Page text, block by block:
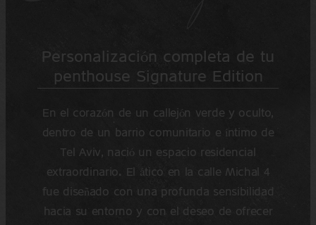
Personalización completa de tu
penthouse Signature Edition
En el corazón de un callejón verde y oculto,
dentro de un barrio comunitario e íntimo de
Tel Aviv, nació un espacio residencial
extraordinario. El ático en la calle Michal 4
fue diseñado con una profunda sensibilidad
hacia su entorno y con el deseo de ofrecer